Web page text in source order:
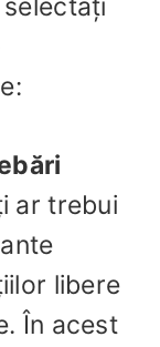
ar trebui
libere
În acest